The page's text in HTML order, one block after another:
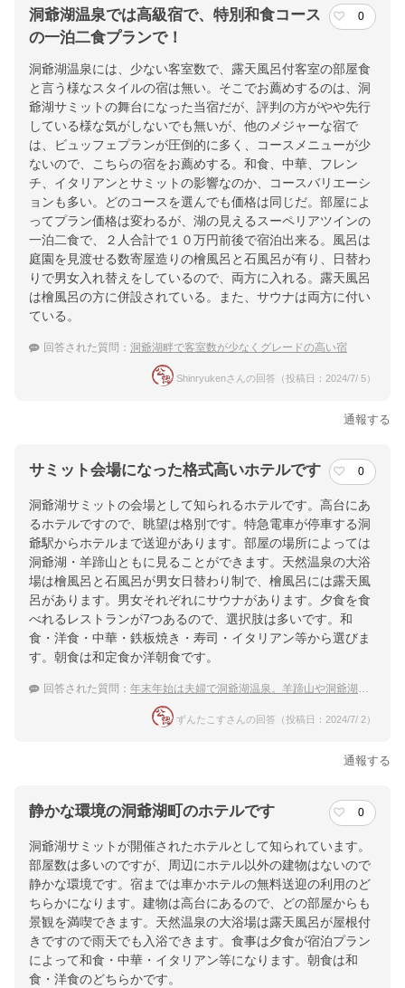
洞爺湖温泉では高級宿で、特別和食コース
の一泊二食プランで！
0
洞爺湖温泉には、少ない客室数で、露天風呂付客室の部屋食
と言う様なスタイルの宿は無い。そこでお薦めするのは、洞
爺湖サミットの舞台になった当宿だが、評判の方がやや先行
している様な気がしないでも無いが、他のメジャーな宿で
は、ビュッフェプランが圧倒的に多く、コースメニューが少
ないので、こちらの宿をお薦めする。和食、中華、フレン
チ、イタリアンとサミットの影響なのか、コースバリエーシ
ョンも多い。どのコースを選んでも価格は同じだ。部屋によ
ってプラン価格は変わるが、湖の見えるスーペリアツインの
一泊二食で、２人合計で１０万円前後で宿泊出来る。風呂は
庭園を見渡せる数寄屋造りの檜風呂と石風呂が有り、日替わ
りで男女入れ替えをしているので、両方に入れる。露天風呂
は檜風呂の方に併設されている。また、サウナは両方に付い
ている。
回答された質問： 洞爺湖畔で客室数が少なくグレードの高い宿
Shinryukenさんの回答（投稿日：2024/7/ 5）
通報する
サミット会場になった格式高いホテルです 0
洞爺湖サミットの会場として知られるホテルです。高台にあ
るホテルですので、眺望は格別です。特急電車が停車する洞
爺駅からホテルまで送迎があります。部屋の場所によっては
洞爺湖・羊蹄山ともに見ることができます。天然温泉の大浴
場は檜風呂と石風呂が男女日替わり制で、檜風呂には露天風
呂があります。男女それぞれにサウナがあります。夕食を食
べれるレストランが7つあるので、選択肢は多いです。和
食・洋食・中華・鉄板焼き・寿司・イタリアン等から選びま
す。朝食は和定食か洋朝食です。
回答された質問： 年末年始は夫婦で洞爺湖温泉。羊蹄山や洞爺湖を眺めるおすすめの宿は？
ずんたこすさんの回答（投稿日：2024/7/ 2）
通報する
静かな環境の洞爺湖町のホテルです 0
洞爺湖サミットが開催されたホテルとして知られています。
部屋数は多いのですが、周辺にホテル以外の建物はないので
静かな環境です。宿までは車かホテルの無料送迎の利用のど
ちらかになります。建物は高台にあるので、どの部屋からも
景観を満喫できます。天然温泉の大浴場は露天風呂が屋根付
きですので雨天でも入浴できます。食事は夕食が宿泊プラン
によって和食・中華・イタリアン等になります。朝食は和
食・洋食のどちらかです。